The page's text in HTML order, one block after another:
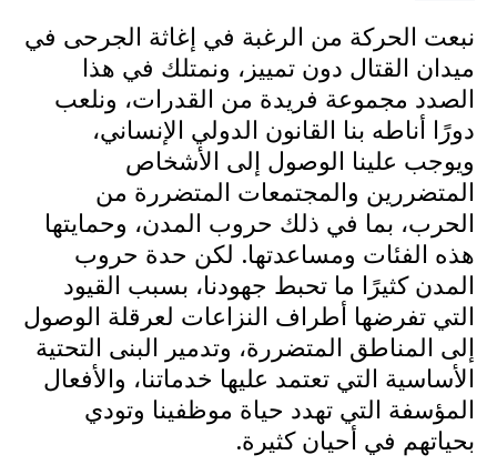
نبعت الحركة من الرغبة في إغاثة الجرحى في
ميدان القتال دون تمييز، ونمتلك في هذا
الصدد مجموعة فريدة من القدرات، ونلعب
دورًا أناطه بنا القانون الدولي الإنساني،
ويوجب علينا الوصول إلى الأشخاص
المتضررين والمجتمعات المتضررة من
الحرب، بما في ذلك حروب المدن، وحمايتها
هذه الفئات ومساعدتها. لكن حدة حروب
المدن كثيرًا ما تحبط جهودنا، بسبب القيود
التي تفرضها أطراف النزاعات لعرقلة الوصول
إلى المناطق المتضررة، وتدمير البنى التحتية
الأساسية التي تعتمد عليها خدماتنا، والأفعال
المؤسفة التي تهدد حياة موظفينا وتودي
بحياتهم في أحيان كثيرة.